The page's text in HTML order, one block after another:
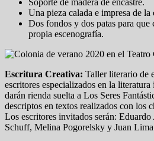
Una pieza calada e impresa de
Dos fondos y dos patas para que
propia escenografía.
Escritura Creativa: Taller literario de
escritores especializados en la
darán rienda suelta a Los Seres
descriptos en textos realizados con los
Los escritores invitados serán:
Schuff, Melina Pogorelsky y Juan